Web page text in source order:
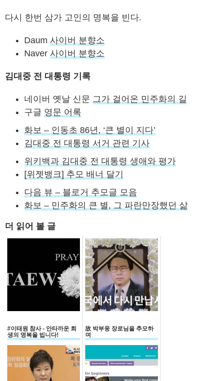
다시 한번 삼가 고인의 명복을 빈다.
Daum 사이버 분향소
Naver 사이버 분향소
김대중 전 대통령 기록
네이버 옛날 신문 그가 걸어온 민주화의 길
구글 영문 어록
화보 – 인동초 86년, ‘큰 별이 지다’
김대중 전 대통령 서거 관련 기사
위키백과 김대중 전 대통령 생애와 평가
[위젯뱅크] 추모 배너 달기
다음 뷰 – 블로거 추모글 모음
화보 – 민주화의 큰 별, 그 파란만장했던 삶
더 읽어 볼 글
#이태원 참사 - 안타까운 희
생의 명복을 빕니다!
故 박부웅 장로님을 추모하
며